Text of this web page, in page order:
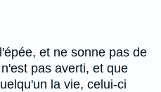
et ne sonne pas de
pas averti, et que
la vie, celui-ci